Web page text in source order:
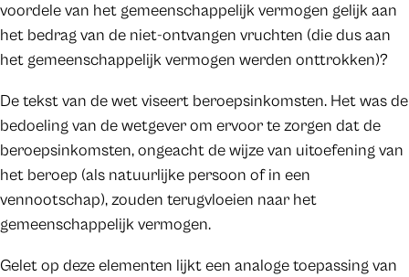
voordele van het gemeenschappelijk vermogen gelijk aan
het bedrag van de niet-ontvangen vruchten (die dus aan
het gemeenschappelijk vermogen werden onttrokken)?
De tekst van de wet viseert beroepsinkomsten. Het was de
bedoeling van de wetgever om ervoor te zorgen dat de
beroepsinkomsten, ongeacht de wijze van uitoefening van
het beroep (als natuurlijke persoon of in een
vennootschap), zouden terugvloeien naar het
gemeenschappelijk vermogen.
Gelet op deze elementen lijkt een analoge toepassing van